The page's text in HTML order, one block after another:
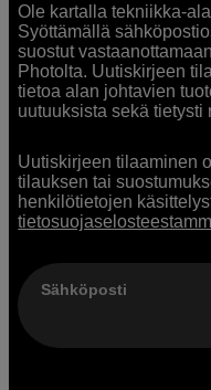
Ole kartalla tekniikka-
Syöttämällä
suostut
Photolta. Uutiskirjeen
tietoa alan johtavien
uutuuksista sekä tietysti
Uutiskirjeen tilaaminen
tilauksen tai
henkilötietojen
Sähköposti